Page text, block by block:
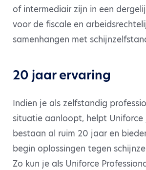
of intermediair zijn in een
voor de fiscale en
samenhangen met
20 jaar ervaring
Indien je als zelfstandig
situatie aanloopt, helpt Uniforce
bestaan al ruim 20 jaar en
begin oplossingen tegen
Zo kun je als Uniforce